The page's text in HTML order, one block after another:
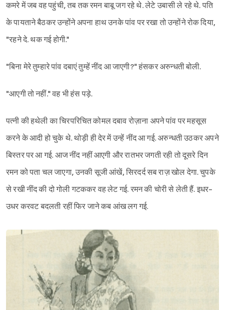
कमरे में जब वह पहुंची, तब तक रमन बाबू जग रहे थे. लेटे उबासी ले रहे थे. पति
के पायताने बैठकर उन्होंने अपना हाथ उनके पांव पर रखा तो उन्होंने रोक दिया,
"रहने दे. थक गई होगी."
"बिना मेरे तुम्हारे पांव दबाएं तुम्हें नींद आ जाएगी?" हंसकर अरुन्धती बोली.
"आएगी तो नहीं." वह भी हंस पड़े.
पत्नी की हथेली का चिरपरिचित कोमल दबाव रोज़ाना अपने पांव पर महसूस
करने के आदी हो चुके थे. थोड़ी ही देर में उन्हें नींद आ गई. अरुन्धती उठकर अपने
बिस्तर पर आ गई. आज नींद नहीं आएगी और रातभर जगती रही तो दूसरे दिन
रमन को पता चल जाएगा, उनकी सूजी आंखें, सिरदर्द सब राज़ खोल देगा. चुपके
से रखी नींद की दो गोली गटककर वह लेट गई. रमन की चोरी से लेती हैं. इधर-
उधर करवट बदलती रहीं फिर जाने कब आंख लग गई.